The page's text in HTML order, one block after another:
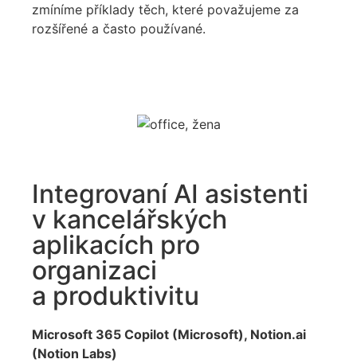
zmíníme příklady těch, které považujeme za
rozšířené a často používané.
Integrovaní AI asistenti
v kancelářských
aplikacích pro
organizaci
a produktivitu
Microsoft 365 Copilot (Microsoft), Notion.ai
(Notion Labs)